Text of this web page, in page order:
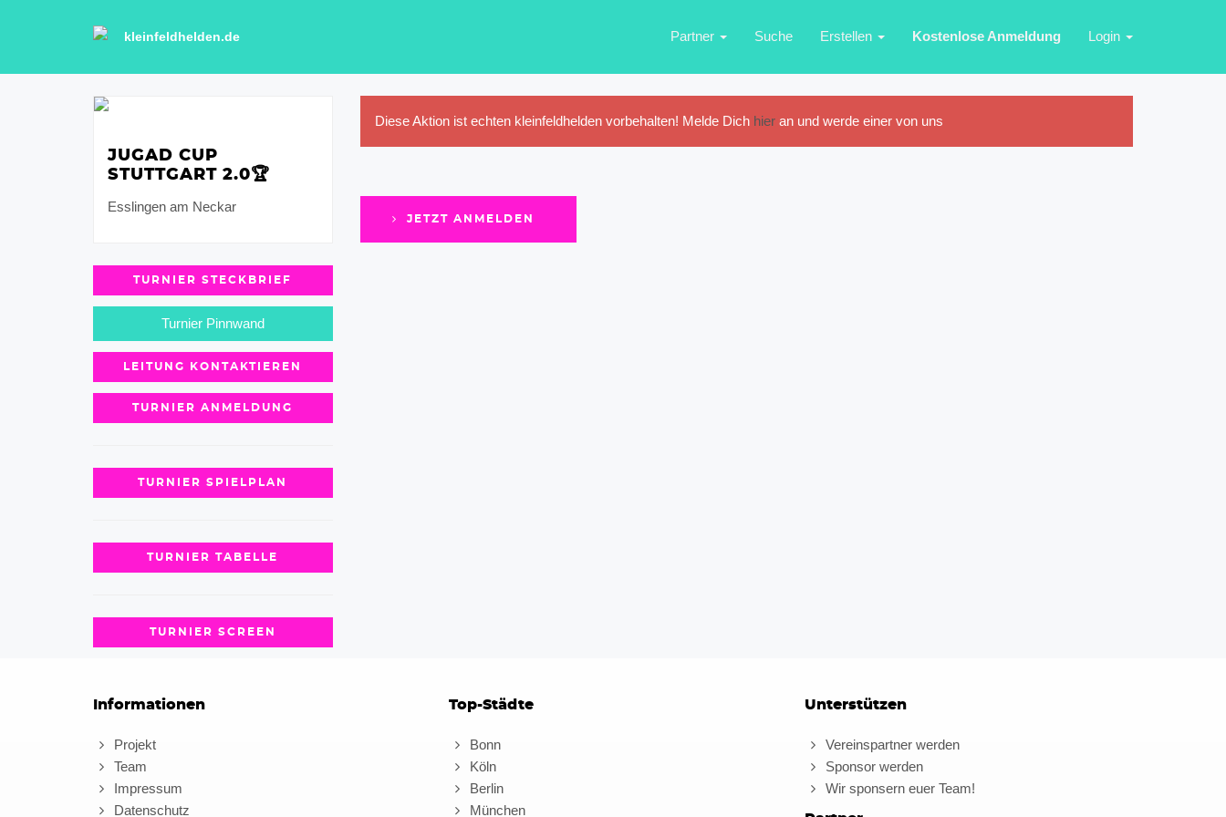
kleinfeldhelden.de Partner Suche Erstellen Kostenlose Anmeldung Login
JUGAD CUP
STUTTGART 2.0🏆
Esslingen am Neckar
TURNIER STECKBRIEF
Turnier Pinnwand
LEITUNG KONTAKTIEREN
TURNIER ANMELDUNG
TURNIER SPIELPLAN
TURNIER TABELLE
TURNIER SCREEN
Diese Aktion ist echten kleinfeldhelden vorbehalten! Melde Dich hieran und werde einer von uns
JETZT ANMELDEN
Informationen
Projekt
Team
Impressum
Datenschutz
Top-Städte
Bonn
Köln
Berlin
München
Unterstützen
Vereinspartner werden
Sponsor werden
Wir sponsern euer Team!